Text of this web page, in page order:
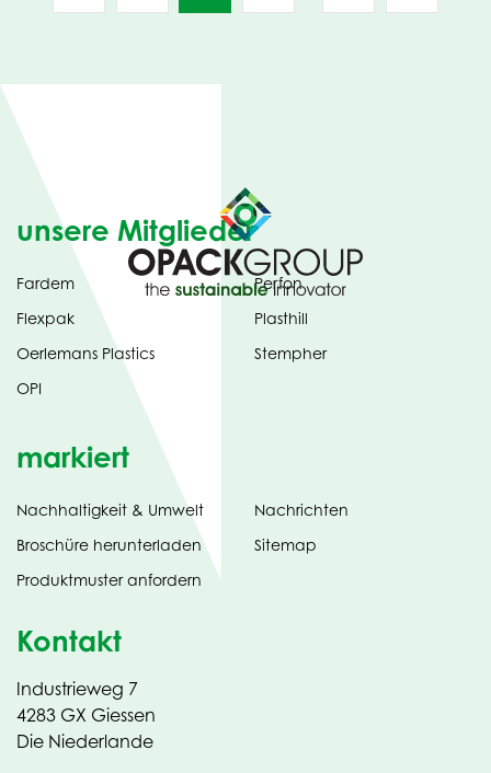
unsere Mitglieder
Fardem
Flexpak
Oerlemans Plastics
OPI
Perfon
Plasthill
Stempher
markiert
Nachhaltigkeit & Umwelt
Broschüre herunterladen(opens
in
new
Produktmuster anfordern
Nachrichten
Sitemap
Kontakt
Industrieweg 7
4283 GX Giessen
Die Niederlande